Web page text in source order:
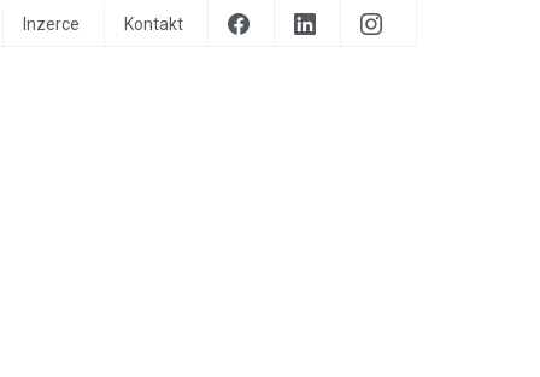
Inzerce Kontakt